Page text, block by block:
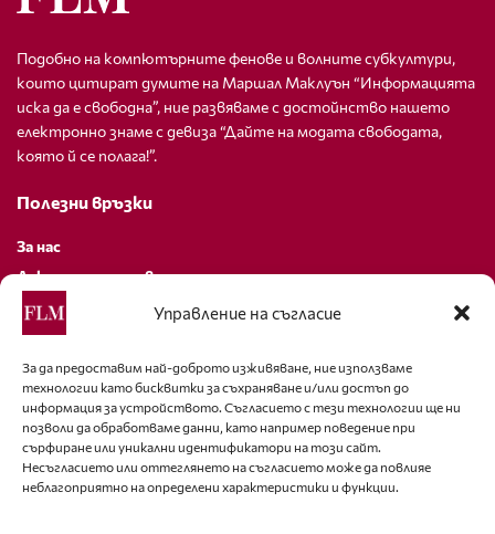
Управление на съгласие
За да предоставим най-доброто изживяване, ние използваме
технологии като бисквитки за съхраняване и/или достъп до
информация за устройството. Съгласието с тези технологии ще ни
позволи да обработваме данни, като например поведение при
сърфиране или уникални идентификатори на този сайт.
Несъгласието или оттеглянето на съгласието може да повлияе
неблагоприятно на определени характеристики и функции.
Подобно на компютърните фенове и волните субкултури,
които цитират думите на Маршал Маклуън “Информацията
иска да е свободна”, ние развяваме с достойнство нашето
електронно знаме с девиза “Дайте на модата свободата,
която й се полага!”.
Полезни връзки
За нас
Декларация за поверителност
Политика за бисквитки
За контакти
editor@fashion-lifestyle.net
+359 88 227 33 47
Последвайте ни